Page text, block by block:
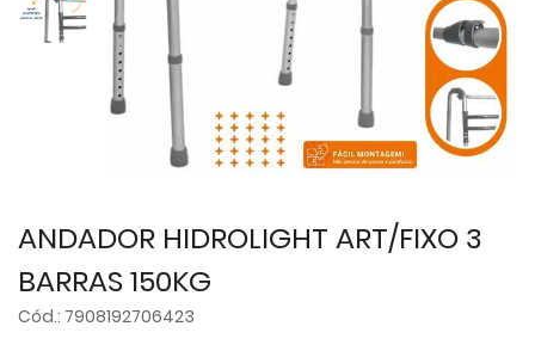
ANDADOR HIDROLIGHT ART/FIXO 3
BARRAS 150KG
Cód.: 7908192706423